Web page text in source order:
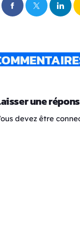
une
devez être